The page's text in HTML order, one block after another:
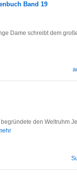
Band 19
Dame schreibt dem
den Weltruhm